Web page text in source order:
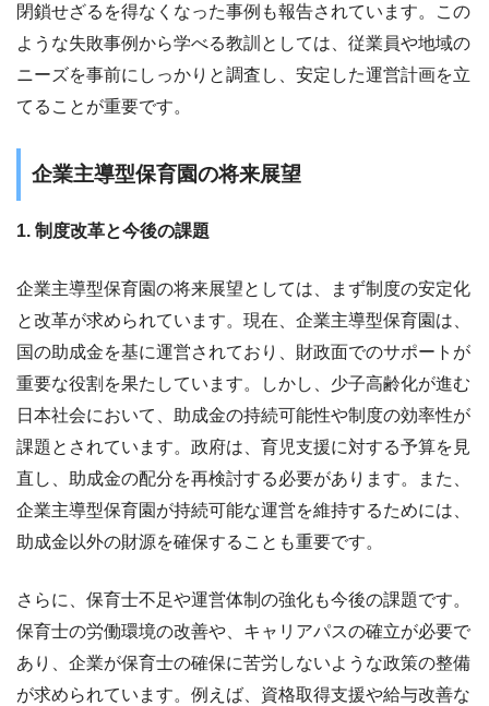
閉鎖せざるを得なくなった事例も報告されています。この
ような失敗事例から学べる教訓としては、従業員や地域の
ニーズを事前にしっかりと調査し、安定した運営計画を立
てることが重要です。
企業主導型保育園の将来展望
1. 制度改革と今後の課題
企業主導型保育園の将来展望としては、まず制度の安定化
と改革が求められています。現在、企業主導型保育園は、
国の助成金を基に運営されており、財政面でのサポートが
重要な役割を果たしています。しかし、少子高齢化が進む
日本社会において、助成金の持続可能性や制度の効率性が
課題とされています。政府は、育児支援に対する予算を見
直し、助成金の配分を再検討する必要があります。また、
企業主導型保育園が持続可能な運営を維持するためには、
助成金以外の財源を確保することも重要です。
さらに、保育士不足や運営体制の強化も今後の課題です。
保育士の労働環境の改善や、キャリアパスの確立が必要で
あり、企業が保育士の確保に苦労しないような政策の整備
が求められています。例えば、資格取得支援や給与改善な